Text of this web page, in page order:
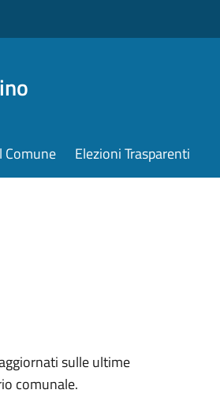
Comune Elezioni Trasparenti
sulle ultime
comunale.